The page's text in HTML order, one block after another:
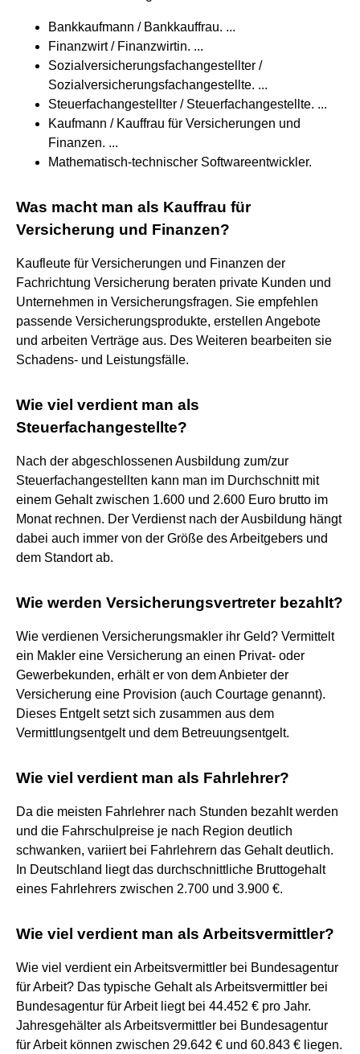
Bankkaufmann / Bankkauffrau. ...
Finanzwirt / Finanzwirtin. ...
Sozialversicherungsfachangestellter /
Sozialversicherungsfachangestellte. ...
Steuerfachangestellter / Steuerfachangestellte. ...
Kaufmann / Kauffrau für Versicherungen und
Finanzen. ...
Mathematisch-technischer Softwareentwickler.
Was macht man als Kauffrau für
Versicherung und Finanzen?
Kaufleute für Versicherungen und Finanzen der
Fachrichtung Versicherung beraten private Kunden und
Unternehmen in Versicherungsfragen. Sie empfehlen
passende Versicherungsprodukte, erstellen Angebote
und arbeiten Verträge aus. Des Weiteren bearbeiten sie
Schadens- und Leistungsfälle.
Wie viel verdient man als
Steuerfachangestellte?
Nach der abgeschlossenen Ausbildung zum/zur
Steuerfachangestellten kann man im Durchschnitt mit
einem Gehalt zwischen 1.600 und 2.600 Euro brutto im
Monat rechnen. Der Verdienst nach der Ausbildung hängt
dabei auch immer von der Größe des Arbeitgebers und
dem Standort ab.
Wie werden Versicherungsvertreter bezahlt?
Wie verdienen Versicherungsmakler ihr Geld? Vermittelt
ein Makler eine Versicherung an einen Privat- oder
Gewerbekunden, erhält er von dem Anbieter der
Versicherung eine Provision (auch Courtage genannt).
Dieses Entgelt setzt sich zusammen aus dem
Vermittlungsentgelt und dem Betreuungsentgelt.
Wie viel verdient man als Fahrlehrer?
Da die meisten Fahrlehrer nach Stunden bezahlt werden
und die Fahrschulpreise je nach Region deutlich
schwanken, variiert bei Fahrlehrern das Gehalt deutlich.
In Deutschland liegt das durchschnittliche Bruttogehalt
eines Fahrlehrers zwischen 2.700 und 3.900 €.
Wie viel verdient man als Arbeitsvermittler?
Wie viel verdient ein Arbeitsvermittler bei Bundesagentur
für Arbeit? Das typische Gehalt als Arbeitsvermittler bei
Bundesagentur für Arbeit liegt bei 44.452 € pro Jahr.
Jahresgehälter als Arbeitsvermittler bei Bundesagentur
für Arbeit können zwischen 29.642 € und 60.843 € liegen.